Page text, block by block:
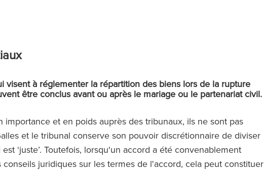
visent à réglementer la répartition des biens lors de la rupture
être conclus avant ou après le mariage ou le partenariat civil.
et en poids auprès des tribunaux, ils ne sont pas
et le tribunal conserve son pouvoir discrétionnaire de diviser
‘juste’. Toutefois, lorsqu'un accord a été convenablement
juridiques sur les termes de l'accord, cela peut constituer